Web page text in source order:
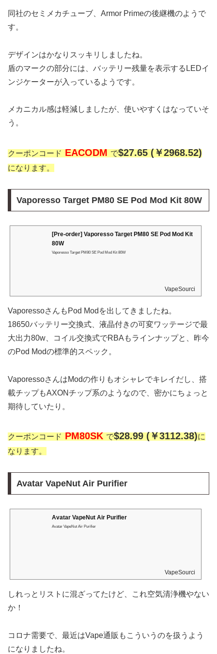
同社のセミメカチューブ、Armor Primeの後継機のようで
す。
デザインはかなりスッキリしましたね。
盾のマークの部分には、バッテリー残量を表示するLEDイ
ンジケーターが入っているようです。
メカニカル感は軽減しましたが、使いやすくはなっていそ
う。
クーポンコードEACODMで$27.65 (￥2968.52)
になります。
Vaporesso Target PM80 SE Pod Mod Kit 80W
[Pre-order] Vaporesso Target PM80 SE Pod Mod Kit
80W
Vaporesso Target PM80 SE Pod Mod Kit 80W
VapeSourcing
VaporessoさんもPod Modを出してきましたね。
18650バッテリー交換式、液晶付きの可変ワッテージで最
大出力80w、コイル交換式でRBAもラインナップと、昨今
のPod Modの標準的スペック。
VaporessoさんはModの作りもオシャレでキレイだし、搭
載チップもAXONチップ系のようなので、密かにちょっと
期待していたり。
クーポンコードPM80SKで$28.99 (￥3112.38)に
なります。
Avatar VapeNut Air Purifier
Avatar VapeNut Air Purifier
Avatar VapeNut Air Purifier
VapeSourcing
しれっとリストに混ざってたけど、これ空気清浄機やない
か！
コロナ需要で、最近はVape通販もこういうのを扱うよう
になりましたね。